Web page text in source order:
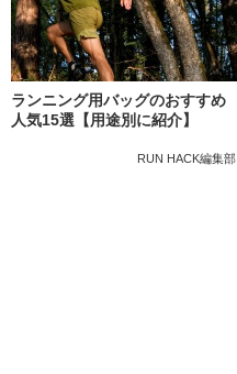
ランニング用バッグのおすすめ
人気15選【用途別に紹介】
RUN HACK編集部